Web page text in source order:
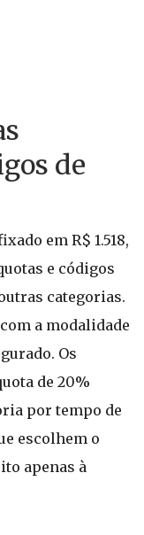
de
em R$ 1.518,
e códigos
categorias.
a modalidade
Os
de 20%
por tempo de
escolhem o
apenas à